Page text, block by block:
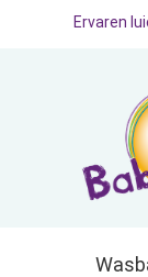
Wasbare
Ervaren